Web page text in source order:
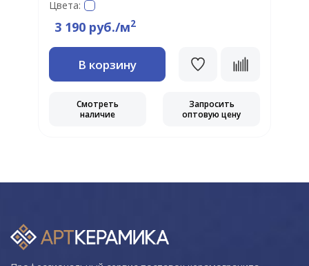
Цвета:
3 190 руб./м2
В корзину
Смотреть
наличие
Запросить
оптовую цену